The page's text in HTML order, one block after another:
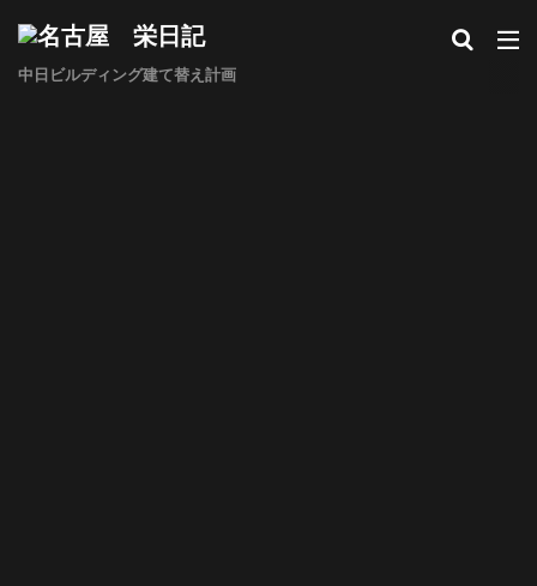
中日ビルディング建て替え計画